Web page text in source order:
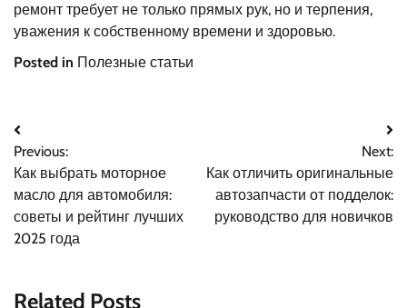
ремонт требует не только прямых рук, но и терпения,
уважения к собственному времени и здоровью.
Posted in Полезные статьи
Навигация
по
записям
Previous:
Как выбрать моторное
масло для автомобиля:
советы и рейтинг лучших
2025 года
Next:
Как отличить оригинальные
автозапчасти от подделок:
руководство для новичков
Related Posts